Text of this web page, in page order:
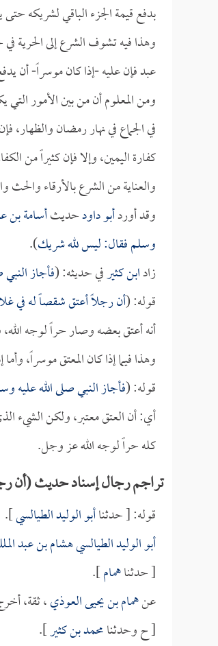
بدفع قيمة الجزء الباقي لشريكه
وهذا فيه تشوف الشرع إلى الحرية
عبد فإن عليه -إذا كان موسراً- أن
ومن المعلوم أن من بين الأمور التي
في الجماع في نهار رمضان والظهار،
كفارة اليمين، وإلا فإن كثيراً من
والعناية من الشرع بالأرقاء والحث
وقد أوردأبو داودحديثأسامة بن
وسلم فقال: ليس لله شريك).
زادابن كثيرفي حديثه: (فأجاز
قوله: (أن رجلاً أعتق شقصاً له في
أنه أعتق بعضه وصار حراً لوجه
وهذا فيما إذا كان المعتق موسراً،
قوله: (فأجاز النبي صلى الله عليه
أي: أن العتق معتبر، ولكن الشيء
كله حراً لوجه الله عز وجل.
تراجم رجال إسناد حديث (أن
قوله: [ حدثناأبو الوليد الطيالسي].
أبو الوليد الطيالسي هشام بن عبد
[ حدثناهمام].
عنهمام بن يحيى العوذي، ثقة،
[ ح وحدثنامحمد بن كثير].